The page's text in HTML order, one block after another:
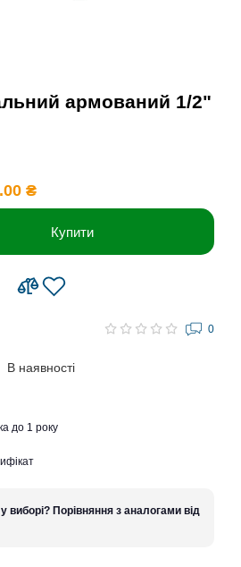
армований 1/2"
₴
Купити
0
В наявності
до 1 року
виборі? Порівняння з аналогами від